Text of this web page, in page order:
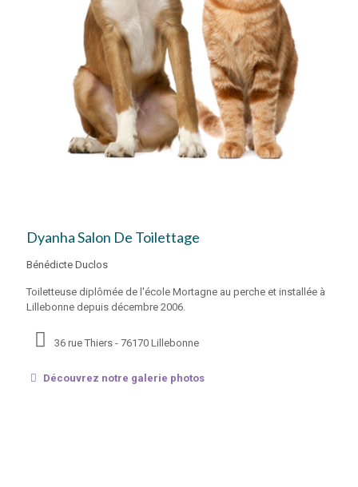
Dyanha Salon De Toilettage
Bénédicte Duclos
Toiletteuse diplômée de l'école Mortagne au perche et installée à
Lillebonne depuis décembre 2006.
36 rue Thiers - 76170 Lillebonne
Découvrez notre galerie photos